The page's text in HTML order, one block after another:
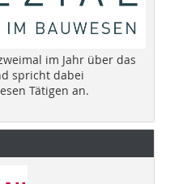
im Jahr über das
spricht dabei
Tätigen an.